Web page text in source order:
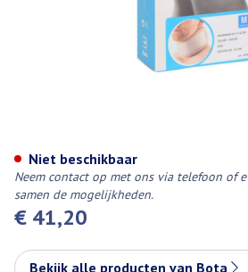
€ 41,20
Niet beschikbaar
Neem contact op met ons via telefoon of
samen de mogelijkheden.
Bekijk alle producten van Bota